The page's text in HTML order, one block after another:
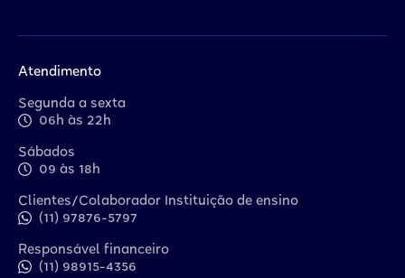
Atendimento
Segunda a sexta
06h às 22h
Sábados
09 às 18h
Clientes/Colaborador Instituição de ensino
(11) 97876-5797
Responsável financeiro
(11) 98915-4356